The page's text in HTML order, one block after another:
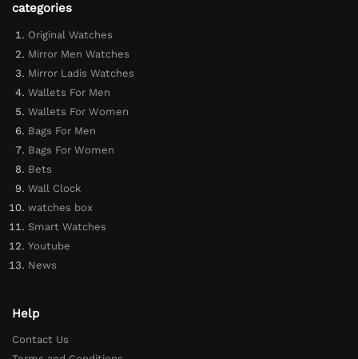
categories
Original Watches
Mirror Men Watches
Mirror Ladis Watches
Wallets For Men
Wallets For Women
Bags For Men
Bags For Women
Bets
Wall Clock
watches box
Smart Watches
Youtube
News
Help
Contact Us